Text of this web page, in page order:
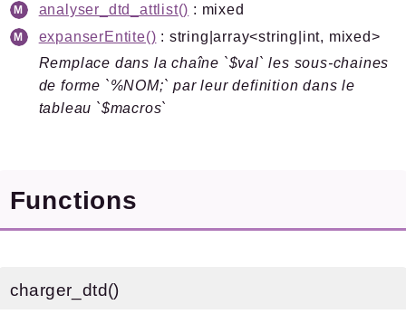
Packages
SPIP
/
Compilateur
Reports
Markers
analyser_dtd_attlist() : mixed
expanserEntite() : string|array<string|int, mixed>
Remplace dans la chaîne `$val` les sous-chaines
de forme `%NOM;` par leur definition dans le
tableau `$macros`
Functions
charger_dtd()